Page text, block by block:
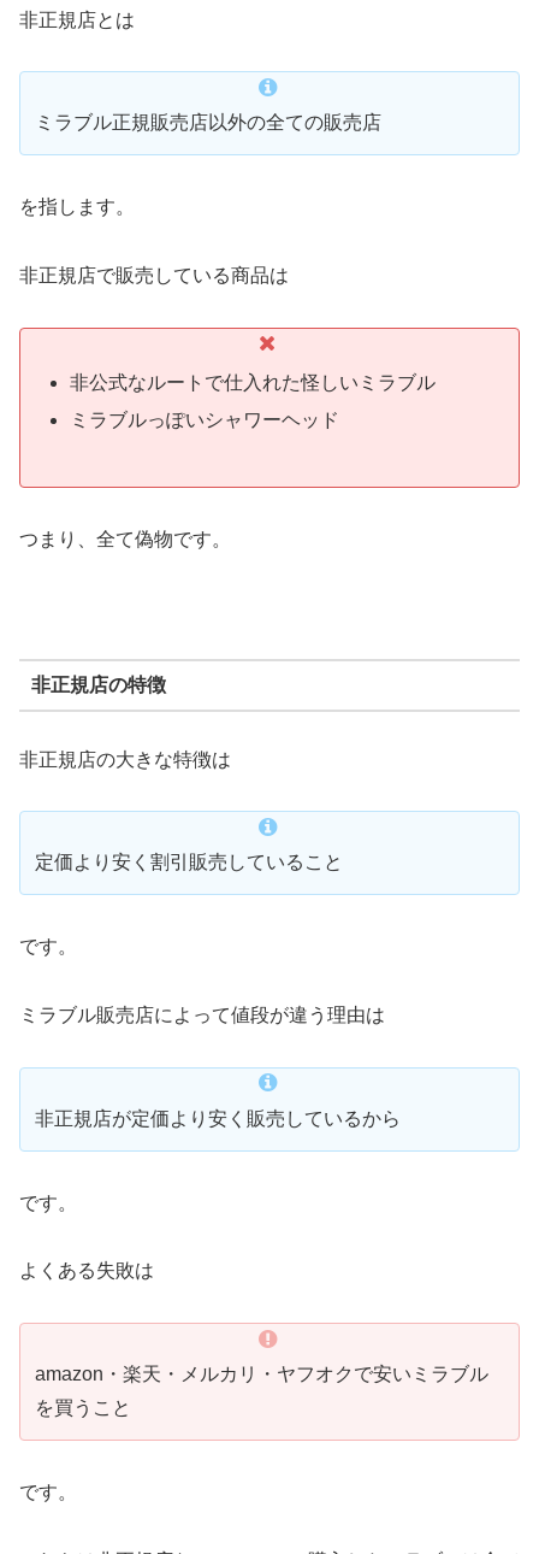
非正規店とは
ミラブル正規販売店以外の全ての販売店
を指します。
非正規店で販売している商品は
非公式なルートで仕入れた怪しいミラブル
ミラブルっぽいシャワーヘッド
つまり、全て偽物です。
非正規店の特徴
非正規店の大きな特徴は
定価より安く割引販売していること
です。
ミラブル販売店によって値段が違う理由は
非正規店が定価より安く販売しているから
です。
よくある失敗は
amazon・楽天・メルカリ・ヤフオクで安いミラブル
を買うこと
です。